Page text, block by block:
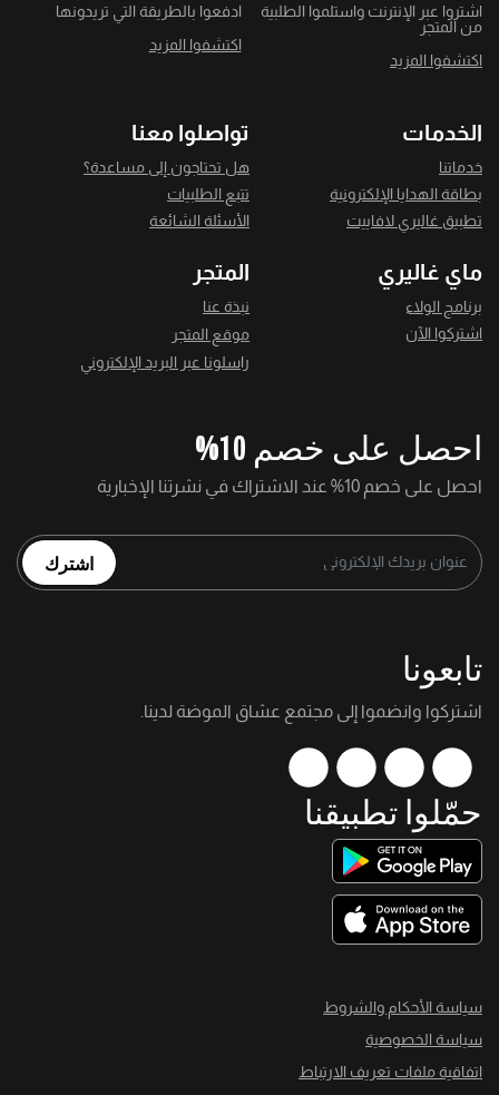
اشتروا عبر الإنترنت واستلموا الطلبية
من المتجر
اكتشفوا المزيد
ادفعوا بالطريقة التي تريدونها
اكتشفوا المزيد
الخدمات
خدماتنا
بطاقة الهدايا الإلكترونية
تطبيق غاليري لافاييت
تواصلوا معنا
هل تحتاجون إلى مساعدة؟
تتبع الطلبيات
الأسئلة الشائعة
ماي غاليري
برنامج الولاء
اشتركوا الآن
المتجر
نبذة عنا
موقع المتجر
راسلونا عبر البريد الإلكتروني
احصل على خصم 10%
احصل على خصم 10% عند الاشتراك في نشرتنا الإخبارية
اشترك
تابعونا
اشتركوا وانضموا إلى مجتمع عشاق الموضة لدينا.
حمّلوا تطبيقنا
سياسة الأحكام والشروط
سياسة الخصوصية
اتفاقية ملفات تعريف الارتباط